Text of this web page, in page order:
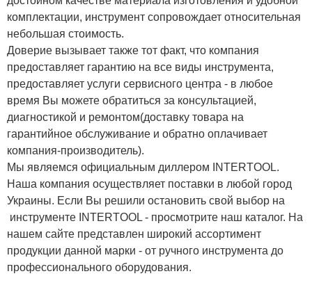
комплектации, инструмент сопровождает относительная
небольшая стоимость.
Доверие вызывает также тот факт, что компания
предоставляет гарантию на все виды инструмента,
предоставляет услуги сервисного центра - в любое
время Вы можете обратиться за консультацией,
диагностикой и ремонтом(доставку товара на
гарантийное обслуживание и обратно оплачивает
компания-производитель).
Мы являемся официальным диллером INTERTOOL.
Наша компания осуществляет поставки в любой город
Украины. Если Вы решили остановить свой выбор на
инструменте INTERTOOL - просмотрите наш каталог. На
нашем сайте представлен широкий ассортимент
продукции данной марки - от ручного инструмента до
профессионального оборудования.